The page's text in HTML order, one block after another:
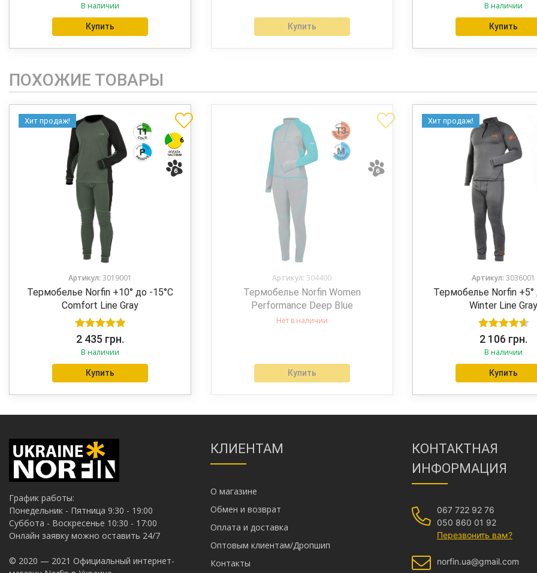
из 5
В наличии
Купить Купить
1.00
из
5
В наличии
Купить
ПОХОЖИЕ ТОВАРЫ
Хит продаж!
Артикул: 3019001
Термобелье Norfin +10° до -15°C
Comfort Line Gray
Оценка5.00
из 5
2 435 грн.
В наличии
Купить
Артикул: 304400
Термобелье Norfin Women
Performance Deep Blue
Нет в наличии
Купить
Хит продаж!
Артикул:3036001
Термобелье Norfin +5°
Winter Line
Оценка
4.63из 5
2 106 грн.
В наличии
Купить
График работы:
Понедельник - Пятница 9:30 - 19:00
Суббота - Воскресенье 10:30 - 17:00
Онлайн заявку можно оставить 24/7
© 2020 — 2021 Официальный интернет-
КЛИЕНТАМ
О магазине
Обмен и возврат
Оплата и доставка
Оптовым клиентам/Дропшип
Контакты
КОНТАКТНАЯ
ИНФОРМАЦИЯ
067 722 92 76
050 860 01 92
Перезвонить вам?
norfin.ua@gmail.com